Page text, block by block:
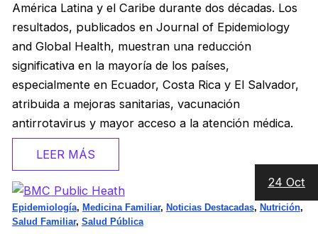
América Latina y el Caribe durante dos décadas. Los
resultados, publicados en Journal of Epidemiology
and Global Health, muestran una reducción
significativa en la mayoría de los países,
especialmente en Ecuador, Costa Rica y El Salvador,
atribuida a mejoras sanitarias, vacunación
antirrotavirus y mayor acceso a la atención médica.
LEER MÁS
24 Oct
Epidemiología, Medicina Familiar, Noticias Destacadas, Nutrición,
Salud Familiar, Salud Pública